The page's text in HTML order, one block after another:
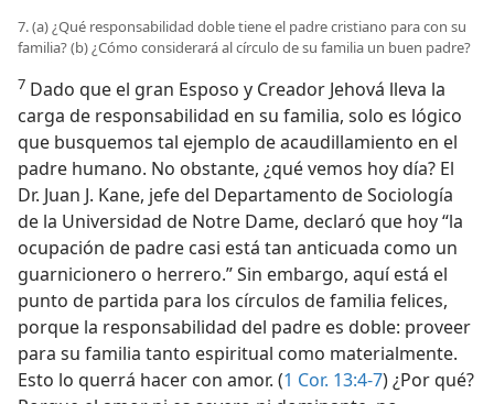
7. (a) ¿Qué responsabilidad doble tiene el padre cristiano para con su
familia? (b) ¿Cómo considerará al círculo de su familia un buen padre?
7 Dado que el gran Esposo y Creador Jehová lleva la
carga de responsabilidad en su familia, solo es lógico
que busquemos tal ejemplo de acaudillamiento en el
padre humano. No obstante, ¿qué vemos hoy día? El
Dr. Juan J. Kane, jefe del Departamento de Sociología
de la Universidad de Notre Dame, declaró que hoy “la
ocupación de padre casi está tan anticuada como un
guarnicionero o herrero.” Sin embargo, aquí está el
punto de partida para los círculos de familia felices,
porque la responsabilidad del padre es doble: proveer
para su familia tanto espiritual como materialmente.
Esto lo querrá hacer con amor. (1 Cor. 13:4-7) ¿Por qué?